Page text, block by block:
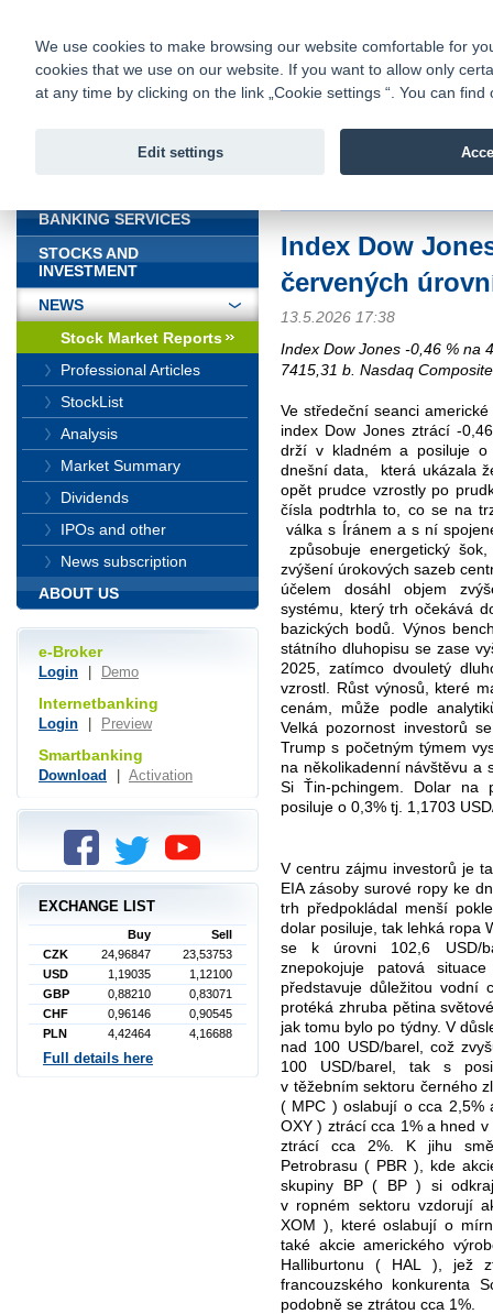
Fio bank
Fio banka
Index Dow
červených
13.5.2026 17:38
Index Dow Jones -0,46 % na
7415,31 b. Nasdaq
Ve středeční seanci
index Dow Jones ztrácí -
drží v kladném a posiluje o
dnešní data,
která ukázala
opět prudce vzrostly po
čísla podtrhla to, co se na
válka s Íránem a s ní
způsobuje energetický
zvýšení úrokových sazeb
účelem dosáhl objem
systému, který trh očekává
bazických bodů. Výnos
státního dluhopisu se zase
2025, zatímco dvouletý
vzrostl. Růst výnosů, které
cenám, může podle
Velká pozornost investorů
Trump s početným týmem
na několikadenní návštěvu a
Si Ťin-pchingem. Dolar na
posiluje o 0,3% tj. 1,1703
V centru zájmu investorů je
EIA zásoby surové ropy ke
trh předpokládal menší
dolar posiluje, tak lehká ropa
se k úrovni 102,6 USD/
znepokojuje patová
představuje důležitou vodní
protéká zhruba pětina
jak tomu bylo po týdny. V
nad 100 USD/barel, což
100 USD/barel, tak s
v těžebním sektoru černého
( MPC ) oslabují o cca 2,5%
OXY ) ztrácí cca 1% a hned v
ztrácí cca 2%. K jihu
Petrobrasu ( PBR ), kde
skupiny BP ( BP ) si
v ropném sektoru vzdorují
XOM ), které oslabují o
také akcie amerického
Halliburtonu ( HAL ), jež
francouzského konkurenta
podobně se ztrátou cca 1%.
BANKING SERVICES
STOCKS AND
INVESTMENT
NEWS
Stock Market Reports
Professional Articles
StockList
Analysis
Market Summary
Dividends
IPOs and other
News subscription
ABOUT US
e-Broker
Login Demo
Internetbanking
Login Preview
Smartbanking
Download Activation
EXCHANGE LIST
Buy
Sell
CZK
24,96847
23,53753
USD
1,19035
1,12100
GBP
0,88210
0,83071
CHF
0,96146
0,90545
PLN
4,42464 4,16688
Full details here
We use cookies to make browsing our website comfortable for
cookies that we use on our website. If you want to allow only
at any time by clicking on the link „Cookie settings “. You can
Edit settings